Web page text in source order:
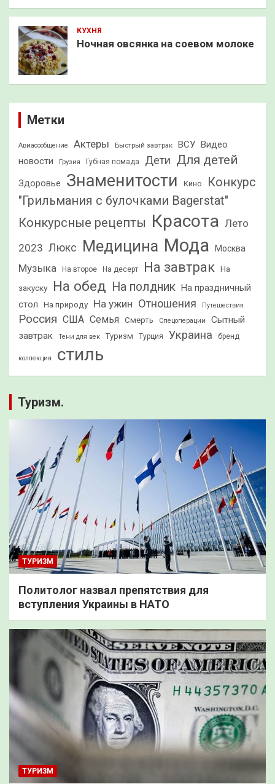
КУХНЯ
Ночная овсянка на соевом молоке
Метки
Авиасообщение Актеры Быстрый завтрак ВСУ Видео
новости
Грузия Губная помада Дети Для детей
Здоровье Знаменитости Кино
Конкурс
"Грильмания с булочками Bagerstat"
Конкурсные рецепты Красота Лето
2023 Люкс Медицина Мода Москва
Музыка На второе На десерт На завтрак На
закуску На обед На полдник На праздничный
стол
На природу На ужин Отношения Путешествия
Россия США Семья Смерть Спецоперации
Сытный
завтрак
Тени для век Туризм Турция Украина бренд
коллекция стиль
Туризм.
ТУРИЗМ
Политолог назвал препятствия для
вступления Украины в НАТО
ТУРИЗМ